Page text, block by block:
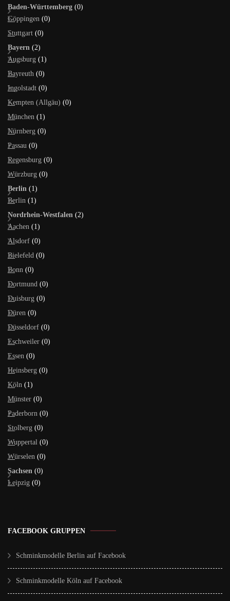
Baden-Württemberg (0)
Göppingen (0)
Stuttgart (0)
Bayern (2)
Augsburg (1)
Bayreuth (0)
Ingolstadt (0)
Kempten (Allgäu) (0)
München (1)
Nürnberg (0)
Passau (0)
Regensburg (0)
Würzburg (0)
Berlin (1)
Berlin (1)
Nordrhein-Westfalen (2)
Aachen (1)
Alsdorf (0)
Bielefeld (0)
Bonn (0)
Dortmund (0)
Duisburg (0)
Düren (0)
Düsseldorf (0)
Eschweiler (0)
Essen (0)
Heinsberg (0)
Köln (1)
Münster (0)
Paderborn (0)
Stolberg (0)
Wuppertal (0)
Würselen (0)
Sachsen (0)
Leipzig (0)
FACEBOOK GRUPPEN
Schminkmodelle Berlin auf Facebook
Schminkmodelle Köln auf Facebook